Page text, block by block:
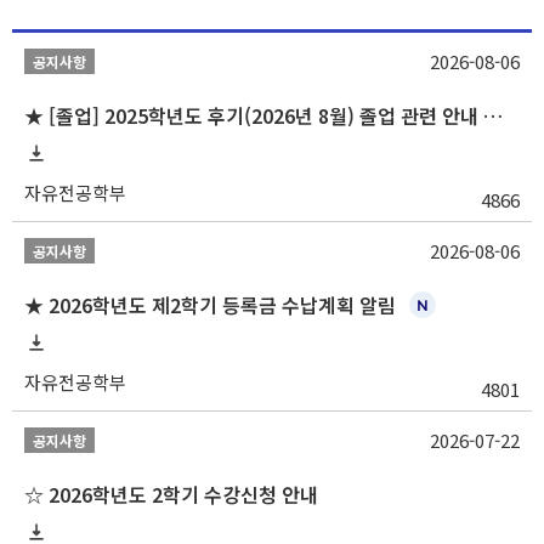
공지사항
★ [졸업] 2025학년도 후기(2026년 8월) 졸업 관련 안내 및 확정자 명단 공지
자유전공학부 4866
2026-08-06
공지사항
★ 2026학년도 제2학기 등록금 수납계획 알림
자유전공학부 4801
2026-08-06
공지사항
☆ 2026학년도 2학기 수강신청 안내
2026-07-22